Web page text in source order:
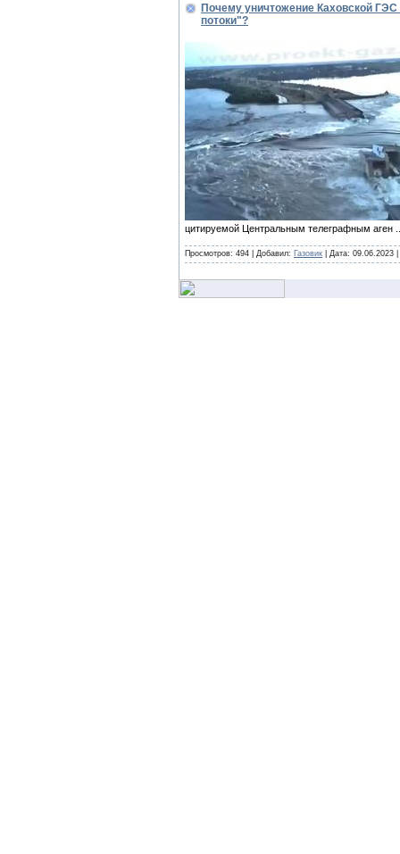
Почему уничтожение Каховской
потоки"?
цитируемой Центральным телеграфным аген
Просмотров: 494 | Добавил: Газовик | Дата: 09.06.2023